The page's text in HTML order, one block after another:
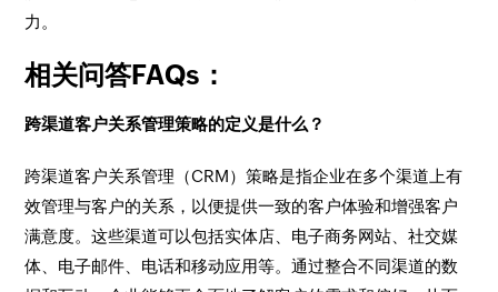
力。
相关问答FAQs：
跨渠道客户关系管理策略的定义是什么？
跨渠道客户关系管理（CRM）策略是指企业在多个渠道上有
效管理与客户的关系，以便提供一致的客户体验和增强客户
满意度。这些渠道可以包括实体店、电子商务网站、社交媒
体、电子邮件、电话和移动应用等。通过整合不同渠道的数